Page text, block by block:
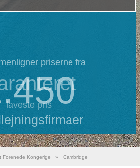
priserne fra
laveste pris
Forenede Kongerige » Cambridge